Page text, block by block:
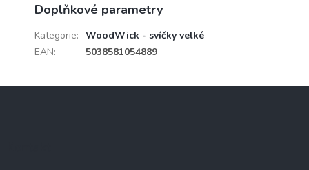
Doplňkové parametry
Kategorie: WoodWick - svíčky velké
EAN: 5038581054889